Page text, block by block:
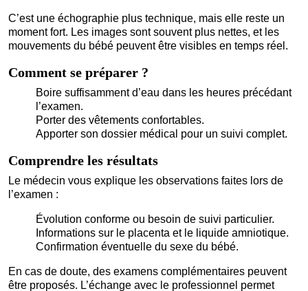
C’est une échographie plus technique, mais elle reste un
moment fort. Les images sont souvent plus nettes, et les
mouvements du bébé peuvent être visibles en temps réel.
Comment se préparer ?
Boire suffisamment d’eau dans les heures précédant
l’examen.
Porter des vêtements confortables.
Apporter son dossier médical pour un suivi complet.
Comprendre les résultats
Le médecin vous explique les observations faites lors de
l’examen :
Évolution conforme ou besoin de suivi particulier.
Informations sur le placenta et le liquide amniotique.
Confirmation éventuelle du sexe du bébé.
En cas de doute, des examens complémentaires peuvent
être proposés. L’échange avec le professionnel permet